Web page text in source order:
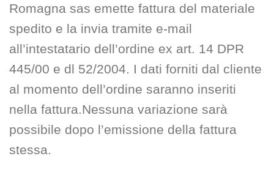
Romagna sas emette fattura del materiale
spedito e la invia tramite e-mail
all’intestatario dell’ordine ex art. 14 DPR
445/00 e dl 52/2004. I dati forniti dal cliente
al momento dell’ordine saranno inseriti
nella fattura.Nessuna variazione sarà
possibile dopo l’emissione della fattura
stessa.